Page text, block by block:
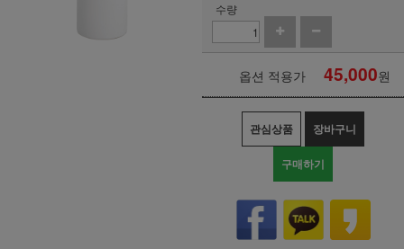
수량
옵션 적용가 45,000원
관심상품 장바구니
구매하기